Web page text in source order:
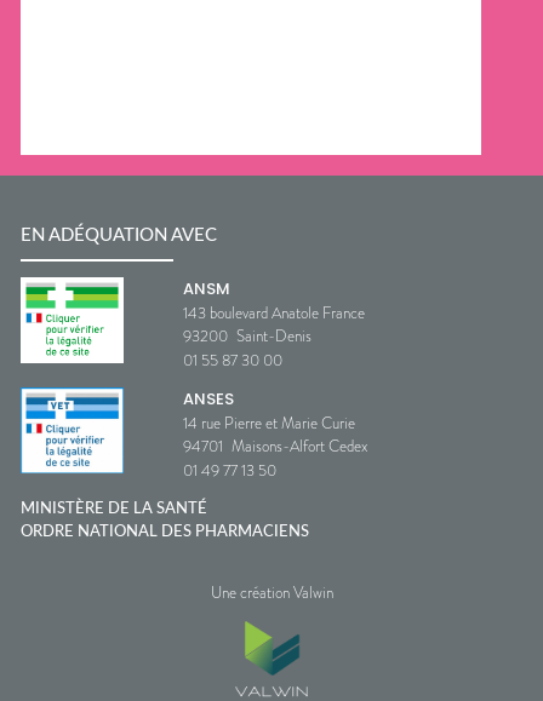
EN ADÉQUATION AVEC
ANSM
143 boulevard Anatole France
93200 Saint-Denis
01 55 87 30 00
ANSES
14 rue Pierre et Marie Curie
94701 Maisons-Alfort Cedex
01 49 77 13 50
MINISTÈRE DE LA SANTÉ
ORDRE NATIONAL DES PHARMACIENS
Une création Valwin